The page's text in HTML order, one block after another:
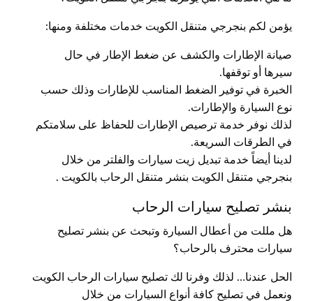
يؤمن لكم بنجرجي متنقل الكويت خدمات مختلفة ومنها:
صيانة الإطارات والكشف عن ضغط الإطار في حال
سيرها أو توقفها.
الخبرة في توفير الضغط المناسب للإطارات وذلك حسب
نوع السيارة والإطارات.
لذلك نوفر خدمة ترصيص الإطارات للحفاظ على سلامتكم
في الطرقات السريعة.
لدينا أيضاً خدمة تبديل زيت سيارات والفلتر من خلال
بنجرجي متنقل الكويت بنشر متنقل الرحاب بالكويت .
بنشر تصليح سيارات الرحاب
هل مللت من أعطال السيارة وتبحث عن بنشر تصليح
سيارات محترف بالرحاب؟
الحل عندنا… لذلك وفرنا لك تصليح سيارات الرحاب الكويت
ونعمل في تصليح كافة أنواع السيارات من خلال